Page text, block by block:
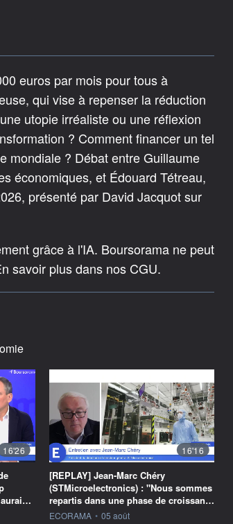
euros par mois pour tous à
qui vise à repenser la réduction
utopie irréaliste ou une réflexion
? Comment financer un tel
mondiale ? Débat entre Guillaume
économiques, et Édouard Tétreau,
présenté par David Jacquot sur
grâce à l'IA. Boursorama ne peut
savoir plus dans nos CGU.
16'26 16'16
[REPLAY] Jean-Marc Chéry
(STMicroelectronics) : "Nous sommes
repartis dans une phase de croissan…
information fournie par
ECORAMA • 05 août